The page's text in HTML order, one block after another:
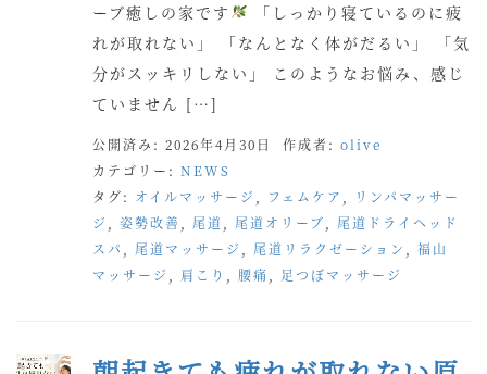
ーブ癒しの家です
「しっかり寝ているのに疲
れが取れない」 「なんとなく体がだるい」 「気
分がスッキリしない」 このようなお悩み、感じ
ていません […]
公開済み: 2026年4月30日 作成者: olive
カテゴリー: NEWS
タグ: オイルマッサージ フェムケア
リンパマッサー
ジ
姿勢改善 尾道 尾道オリーブ
尾道ドライヘッド
スパ
尾道マッサージ 尾道リラクゼーション
福山
マッサージ
肩こり 腰痛 足つぼマッサージ